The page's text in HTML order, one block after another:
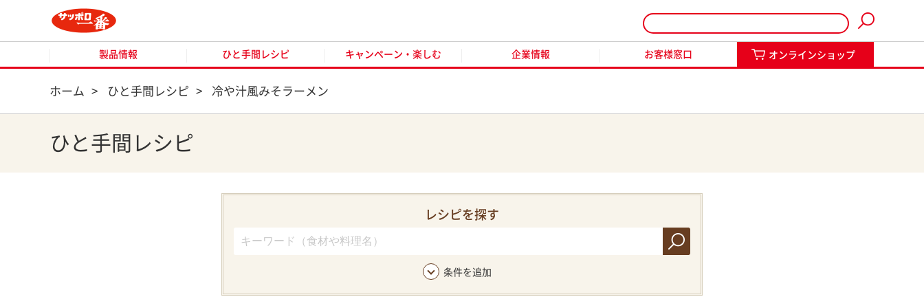
製品情報 ひと手間レシピ キャンペーン・楽しむ 企業情報 お客様窓口 オンラインショップ
オンラインショップ
ホーム > ひと手間レシピ > 冷や汁風みそラーメン
ひと手間レシピ
レシピを探す
条件を追加